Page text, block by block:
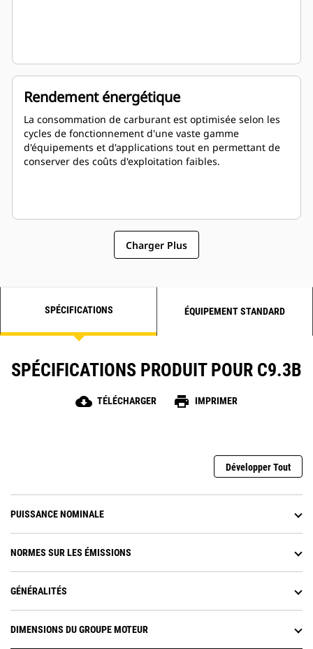
Rendement énergétique
La consommation de carburant est optimisée selon les
cycles de fonctionnement d'une vaste gamme
d'équipements et d'applications tout en permettant de
conserver des coûts d'exploitation faibles.
Charger Plus
SPÉCIFICATIONS ÉQUIPEMENT STANDARD
SPÉCIFICATIONS PRODUIT POUR C9.3B
cloud_download TÉLÉCHARGER print IMPRIMER
Développer Tout
PUISSANCE NOMINALE
NORMES SUR LES ÉMISSIONS
GÉNÉRALITÉS
DIMENSIONS DU GROUPE MOTEUR